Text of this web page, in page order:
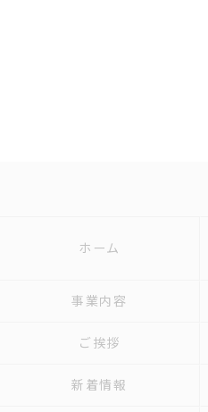
ホーム
事業内容
ご挨拶
新着情報